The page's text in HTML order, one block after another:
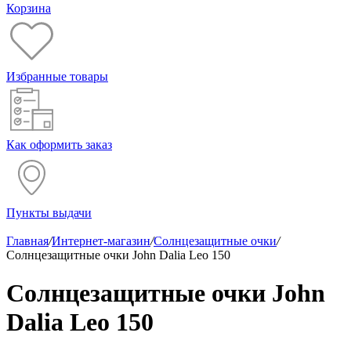
Корзина
Избранные товары
Как оформить заказ
Пункты выдачи
Главная/Интернет-магазин/Солнцезащитные очки/
Солнцезащитные очки John Dalia Leo 150
Солнцезащитные очки John
Dalia Leo 150